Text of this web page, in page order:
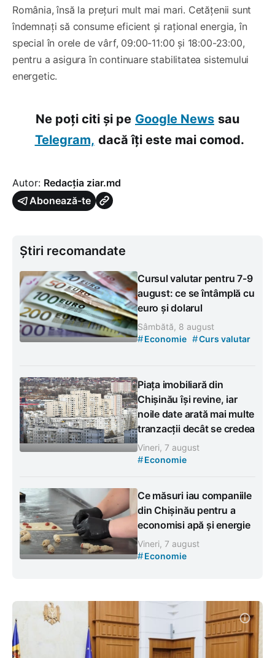
România, însă la prețuri mult mai mari. Cetățenii sunt
îndemnați să consume eficient și rațional energia, în
special în orele de vârf, 09:00-11:00 și 18:00-23:00,
pentru a asigura în continuare stabilitatea sistemului
energetic.
Ne poți citi și pe Google News sau
Telegram, dacă îți este mai comod.
Autor: Redacția ziar.md
Abonează-te
Știri recomandate
Cursul valutar pentru 7-9
august: ce se întâmplă cu
euro și dolarul
Sâmbătă, 8 august
#Economie #Curs valutar
Piața imobiliară din
Chișinău își revine, iar
noile date arată mai multe
tranzacții decât se credea
Vineri, 7 august
#Economie
Ce măsuri iau companiile
din Chișinău pentru a
economisi apă și energie
Vineri, 7 august
#Economie